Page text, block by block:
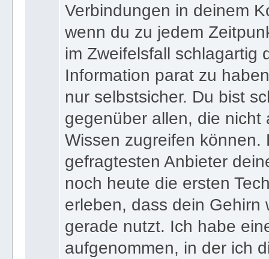
Verbindungen in deinem
wenn du zu jedem
im Zweifelsfall schlagartig
Information parat zu
nur selbstsicher. Du bist
gegenüber allen, die nicht
Wissen zugreifen können.
gefragtesten Anbieter
noch heute die ersten
erleben, dass dein Gehirn
gerade nutzt. Ich habe
aufgenommen, in der ich